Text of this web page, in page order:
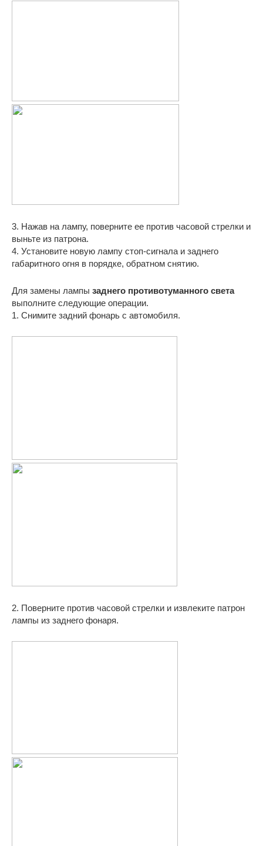
3. Нажав на лампу, поверните ее против часовой стрелки и
выньте из патрона.
4. Установите новую лампу стоп-сигнала и заднего
габаритного огня в порядке, обратном снятию.
Для замены лампы заднего противотуманного света
выполните следующие операции.
1. Снимите задний фонарь с автомобиля.
2. Поверните против часовой стрелки и извлеките патрон
лампы из заднего фонаря.